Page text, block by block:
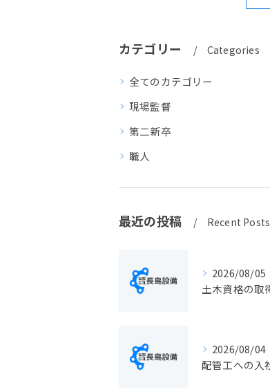
カテゴリー Categories
全てのカテゴリー
現場監督
第二新卒
職人
最近の投稿 Recent Posts
2026/08/05
2026/08/04